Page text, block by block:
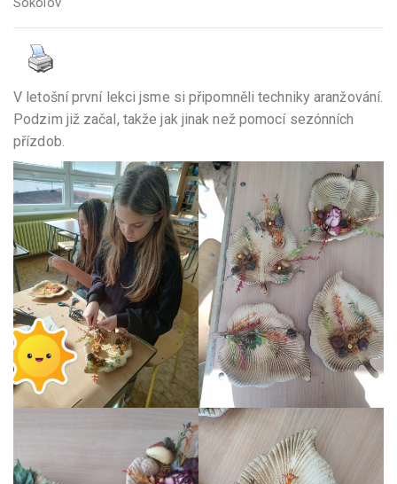
V letošní první lekci jsme si připomněli techniky aranžování.
Podzim již začal, takže jak jinak než pomocí sezónních
přízdob.